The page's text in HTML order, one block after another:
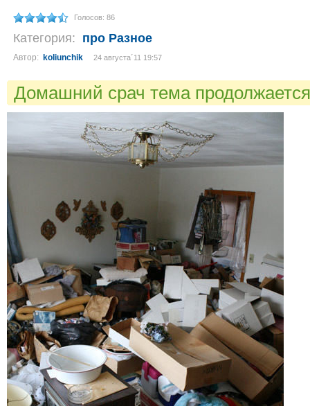
Голосов: 86
Категория: про Разное
Автор: koliunchik 24 августа´11 19:57
Домашний срач тема